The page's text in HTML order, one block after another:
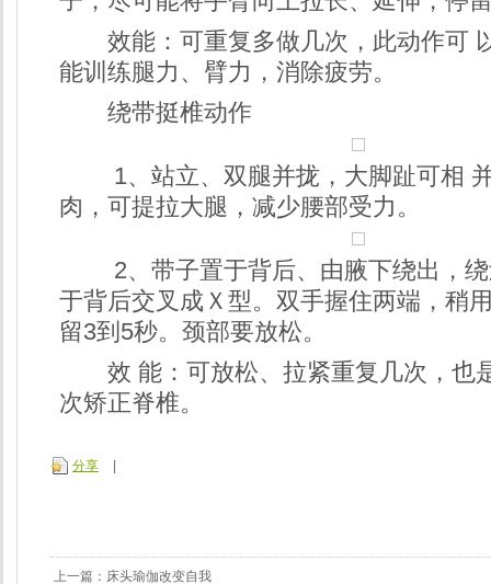
效能：可重复多做几次，此动作可
能训练腿力、臂力，消除疲劳。
绕带挺椎动作
1、站立、双腿并拢，大脚趾可相
肉，可提拉大腿，减少腰部受力。
2、带子置于背后、由腋下绕出，绕
于背后交叉成Ｘ型。双手握住两端，稍
留3到5秒。颈部要放松。
效 能：可放松、拉紧重复几次，也
次矫正脊椎。
分享
上一篇： 床头瑜伽改变自我